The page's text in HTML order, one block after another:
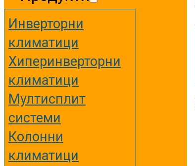
Инверторни
климатици
Хиперинверторни
климатици
Мултисплит
системи
Колонни
климатици